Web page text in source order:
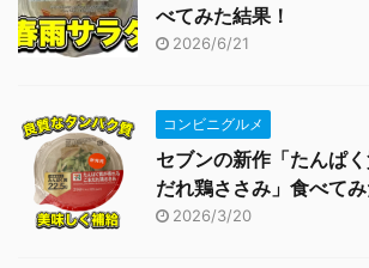
べてみた結果！
2026/6/21
コンビニグルメ
セブンの新作「たんぱ
だれ鶏ささみ」食べてみ
2026/3/20